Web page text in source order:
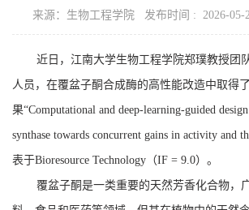
来源：生物工程学院 发布时间 : 2026-05-
近日，江南大学生物工程学院郑璞教授团
人员，在覆盆子酮合成酶的高性能改造中取得
果“Computational and deep-learning-guided
synthase towards concurrent gains in activity and
表于Bioresource Technology （IF = 9.0）。
覆盆子酮是一类重要的天然芳香化合物，